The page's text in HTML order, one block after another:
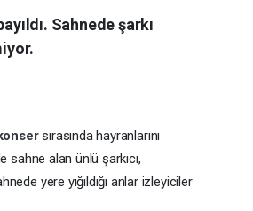
Sahnede şarkı
sırasında hayranlarını
sahne alan ünlü şarkıcı,
yere yığıldığı anlar izleyiciler